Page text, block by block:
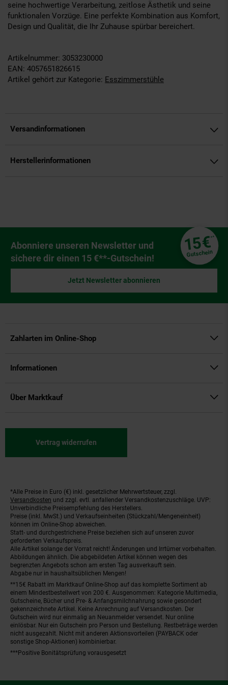
seine hochwertige Verarbeitung, zeitlose Ästhetik und seine
funktionalen Vorzüge. Eine perfekte Kombination aus Komfort,
Design und Qualität, die Ihr Zuhause spürbar bereichert.
Artikelnummer: 3053230000
EAN: 4057651826615
Artikel gehört zur Kategorie: Esszimmerstühle
Versandinformationen
Herstellerinformationen
Newsletter Anmeldung
Abonniere unseren Newsletter und
sichere dir einen 15 €**-Gutschein!
15€**
Gutschein
Jetzt Newsletter abonnieren
Zahlarten im Online-Shop
Informationen
Über Marktkauf
Vertrag widerrufen
Fußnoten
*Alle Preise in Euro (€) inkl. gesetzlicher Mehrwertsteuer, zzgl.
Versandkosten und zzgl. evtl. anfallender Versandkostenzuschläge. UVP:
Unverbindliche Preisempfehlung des Herstellers.
Preise (inkl. MwSt.) und Verkaufseinheiten (Stückzahl/Mengeneinheit)
können im Online-Shop abweichen.
Statt- und durchgestrichene Preise beziehen sich auf unseren zuvor
geforderten Verkaufspreis.
Alle Artikel solange der Vorrat reicht! Änderungen und Irrtümer vorbehalten.
Abbildungen ähnlich. Die abgebildeten Artikel können wegen des
begrenzten Angebots schon am ersten Tag ausverkauft sein.
Abgabe nur in haushaltsüblichen Mengen!
**15€ Rabatt im Marktkauf Online-Shop auf das komplette Sortiment ab
einem Mindestbestellwert von 200 €. Ausgenommen: Kategorie Multimedia,
Gutscheine, Bücher und Pre- & Anfangsmilchnahrung sowie gesondert
gekennzeichnete Artikel. Keine Anrechnung auf Versandkosten. Der
Gutschein wird nur einmalig an Neuanmelder versendet. Nur online
einlösbar. Nur ein Gutschein pro Person und Bestellung. Restbeträge werden
nicht ausgezahlt. Nicht mit anderen Aktionsvorteilen (PAYBACK oder
sonstige Shop-Aktionen) kombinierbar.
***Positive Bonitätsprüfung vorausgesetzt